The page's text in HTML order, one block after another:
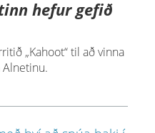
hefur gefið
„Kahoot“ til að vinna